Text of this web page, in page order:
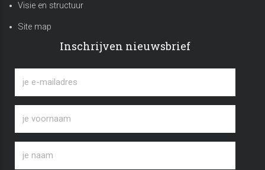
Visie en structuur
Site map
Inschrijven nieuwsbrief